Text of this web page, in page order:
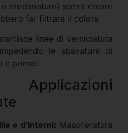
modanature) senza creare
far filtrare il colore.
linee di verniciatura
le sbavature di
e primer.
e d’Interni: Mascheratura